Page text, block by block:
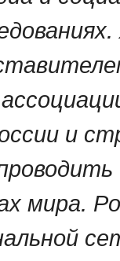
и
мира.